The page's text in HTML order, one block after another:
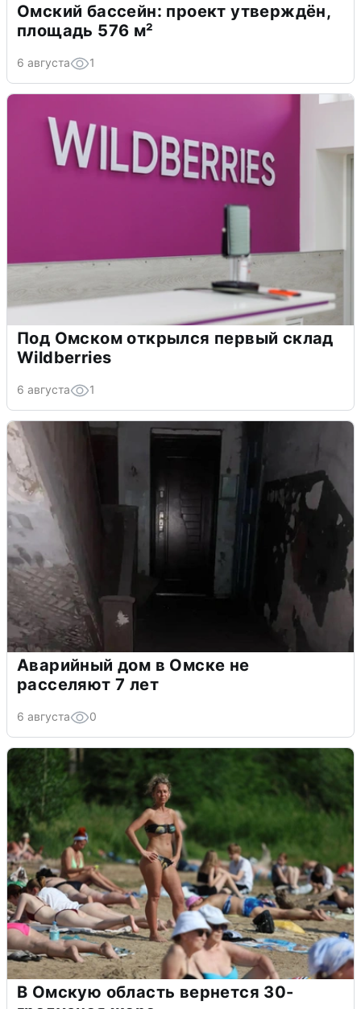
Омский бассейн: проект утверждён,
площадь 576 м²
6 августа 1
Под Омском открылся первый склад
Wildberries
6 августа 1
Аварийный дом в Омске не
расселяют 7 лет
6 августа 0
В Омскую область вернется 30-